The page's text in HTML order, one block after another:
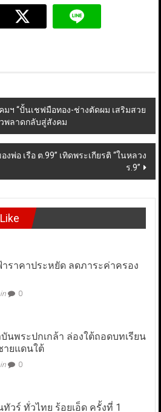
ฯ “ปั้นเชฟมือทอง-ช่างตัดผม เสริมสวย
พลาดกลับสู่สังคม
พ่อ เรือ ต.99” เทิดพระเกียรติ “ในหลวง
ร.9”
ราคาประหยัด ลดภาระค่าครอง
0
นพระปกเกล้า ล่องใต้ถอดบทเรียน
ายแดนใต้
0
ร์ ทั่วไทย ร้อยเอ็ด ครั้งที่ 1